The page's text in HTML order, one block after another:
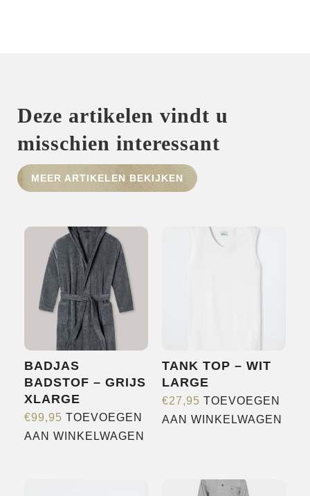
HOME
SHOP
MERKEN
CONTACT
Deze artikelen vindt u
misschien interessant
MEER ARTIKELEN BEKIJKEN
BADJAS
BADSTOF – GRIJS
XLARGE
€99,95 TOEVOEGEN
AAN WINKELWAGEN
TANK TOP – WIT
LARGE
€27,95 TOEVOEGEN
AAN WINKELWAGEN